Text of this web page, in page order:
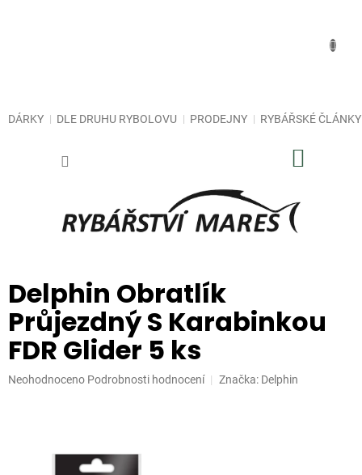
DÁRKY DLE DRUHU RYBOLOVU PRODEJNY RYBÁŘSKÉ ČLÁNKY
Delphin Obratlík
Průjezdný S Karabinkou
FDR Glider 5 ks
Průměrné
Neohodnoceno Podrobnosti hodnocení Značka: Delphin